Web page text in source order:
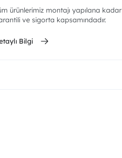
ürünlerimiz montajı yapılana kadar
ve sigorta kapsamındadır.
Bilgi